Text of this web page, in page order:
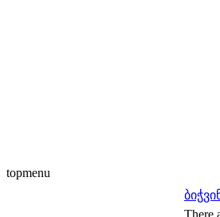
topmenu
There